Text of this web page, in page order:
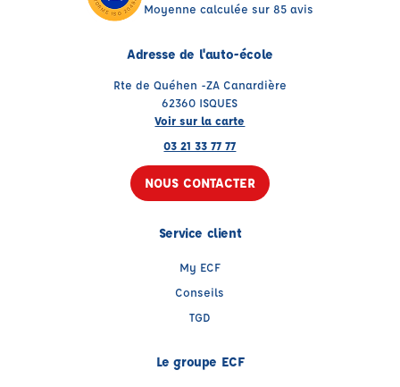
Moyenne calculée sur 85 avis
Adresse de l'auto-école
Rte de Quéhen -ZA Canardière
62360 ISQUES
Voir sur la carte
03 21 33 77 77
NOUS CONTACTER
Service client
My ECF
Conseils
TGD
Le groupe ECF